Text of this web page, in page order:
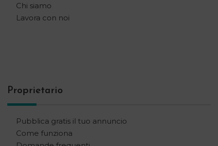
Chi siamo
Lavora con noi
Proprietario
Pubblica gratis il tuo annuncio
Come funziona